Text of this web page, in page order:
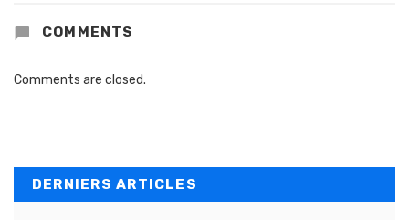
COMMENTS
Comments are closed.
DERNIERS ARTICLES